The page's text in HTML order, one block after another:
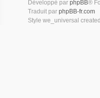
Développé par phpBB®
Traduit par phpBB-fr.com
Style we_universal